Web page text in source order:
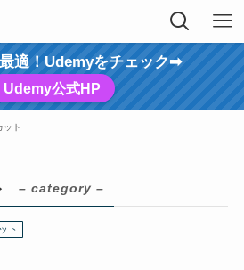
適！Udemyをチェック➡
Udemy公式HP
ット
– category –
ト